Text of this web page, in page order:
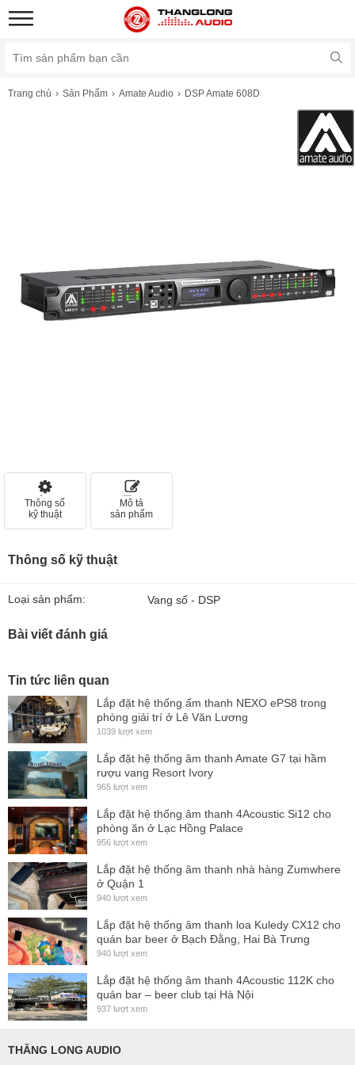
Trang chủ Sản Phẩm Amate Audio DSP Amate 608D
Thông số
kỹ thuật
Mô tả
sản phẩm
Thông số kỹ thuật
Loại sản phẩm: Vang số - DSP
Bài viết đánh giá
Tin tức liên quan
Lắp đặt hệ thống ấm thanh NEXO ePS8 trong
phòng giải trí ở Lê Văn Lương
1039 lượt xem
Lắp đặt hệ thống âm thanh Amate G7 tại hầm
rượu vang Resort Ivory
965 lượt xem
Lắp đặt hệ thống âm thanh 4Acoustic Si12 cho
phòng ăn ở Lạc Hồng Palace
956 lượt xem
Lắp đặt hệ thống âm thanh nhà hàng Zumwhere
ở Quận 1
940 lượt xem
Lắp đặt hệ thống âm thanh loa Kuledy CX12 cho
quán bar beer ở Bạch Đằng, Hai Bà Trưng
940 lượt xem
Lắp đặt hệ thống âm thanh 4Acoustic 112K cho
quán bar – beer club tại Hà Nội
937 lượt xem
THĂNG LONG AUDIO